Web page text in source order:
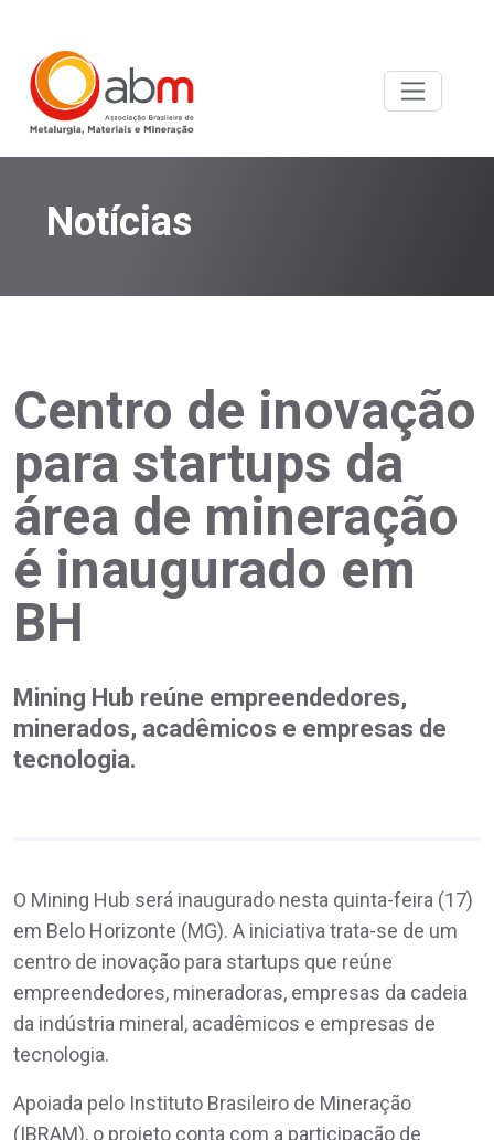
Notícias
Centro de inovação
para startups da
área de mineração
é inaugurado em
BH
Mining Hub reúne empreendedores,
minerados, acadêmicos e empresas de
tecnologia.
O Mining Hub será inaugurado nesta quinta-feira (17)
em Belo Horizonte (MG). A iniciativa trata-se de um
centro de inovação para startups que reúne
empreendedores, mineradoras, empresas da cadeia
da indústria mineral, acadêmicos e empresas de
tecnologia.
Apoiada pelo Instituto Brasileiro de Mineração
(IBRAM), o projeto conta com a participação de